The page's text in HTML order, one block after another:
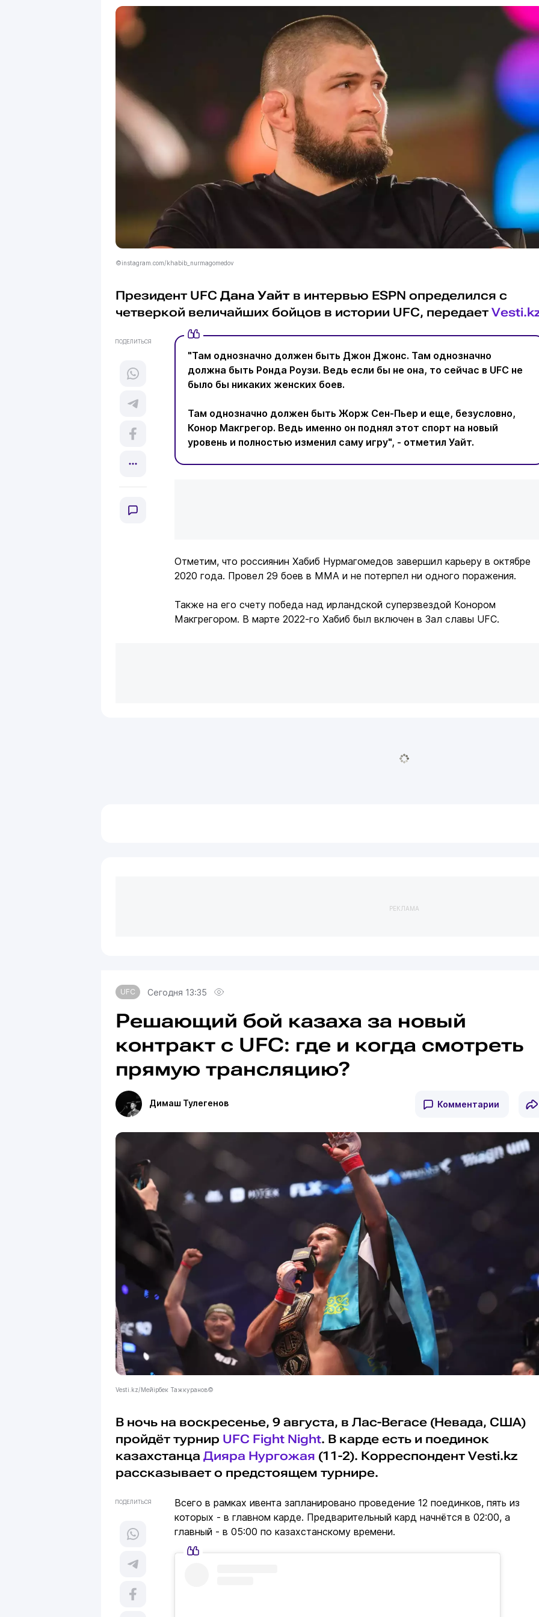
©instagram.com/khabib_nurmagomedov
Президент UFC Дана Уайт в интервью ESPN определился с
четвeркой величайших бойцов в истории UFC, передает
ПОДЕЛИТЬСЯ
"Там однозначно должен быть Джон Джонс. Там однозначно
должна быть Ронда Роузи. Ведь если бы не она, то сейчас в UFC не
было бы никаких женских боев.
Там однозначно должен быть Жорж Сен-Пьер и еще, безусловно,
Конор Макгрегор. Ведь именно он поднял этот спорт на новый
уровень и полностью изменил саму игру", - отметил Уайт.
Отметим, что россиянин Хабиб Нурмагомедов завершил карьеру в октябре
2020 года. Провел 29 боев в ММА и не потерпел ни одного поражения.
Также на его счету победа над ирландской суперзвездой Конором
Макгрегором. В марте 2022-го Хабиб был включен в Зал славы UFC.
РЕКЛАМА
UFC Сегодня 13:35
Решающий бой казаха за новый
контракт с UFC: где и когда смотреть
прямую трансляцию?
Димаш Тулегенов Комментарии
Vesti.kz/Мейірбек Тажкуранов©
В ночь на воскресенье, 9 августа, в Лас-Вегасе (Невада, США)
пройдёт турнир UFC Fight Night. В карде есть и поединок
казахстанца Дияра Нургожая (11-2). Корреспондент Vesti.kz
рассказывает о предстоящем турнире.
ПОДЕЛИТЬСЯ
Всего в рамках ивента запланировано проведение 12 поединков, пять из
которых - в главном карде. Предварительный кард начнётся в 02:00, а
главный - в 05:00 по казахстанскому времени.